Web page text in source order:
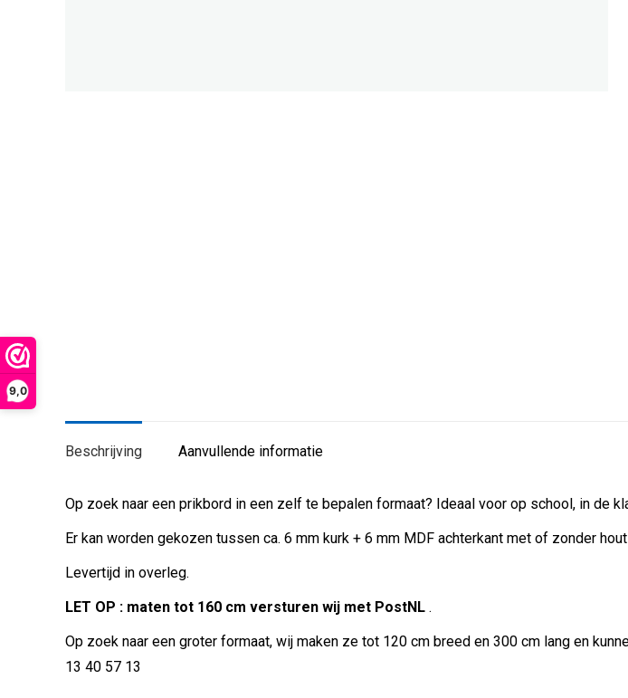
9,0
Beschrijving Aanvullende informatie
Op zoek naar een prikbord in een zelf te bepalen formaat? Ideaal voor op school, in de
Er kan worden gekozen tussen ca. 6 mm kurk + 6 mm MDF achterkant met of zonder
Levertijd in overleg.
LET OP : maten tot 160 cm versturen wij met PostNL .
Op zoek naar een groter formaat, wij maken ze tot 120 cm breed en 300 cm lang en
13 40 57 13